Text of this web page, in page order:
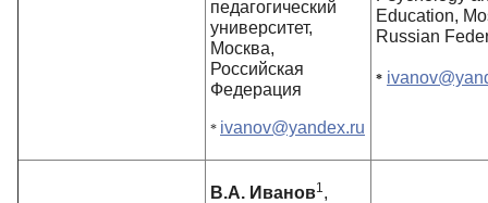
педагогический
университет,
Москва,
Российская
Федерация
* ivanov@yandex.ru
Education,
Russian
*
В.А. Иванов1 ,